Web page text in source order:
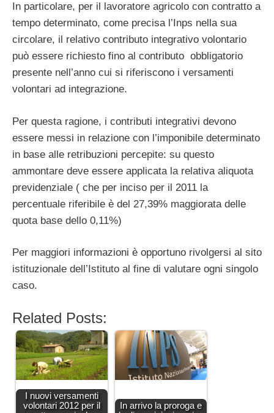
In particolare, per il lavoratore agricolo con contratto a
tempo determinato, come precisa l’Inps nella sua
circolare, il relativo contributo integrativo volontario
può essere richiesto fino al contributo obbligatorio
presente nell’anno cui si riferiscono i versamenti
volontari ad integrazione.
Per questa ragione, i contributi integrativi devono
essere messi in relazione con l’imponibile determinato
in base alle retribuzioni percepite: su questo
ammontare deve essere applicata la relativa aliquota
previdenziale ( che per inciso per il 2011 la
percentuale riferibile è del 27,39% maggiorata delle
quota base dello 0,11%)
Per maggiori informazioni è opportuno rivolgersi al sito
istituzionale dell’Istituto al fine di valutare ogni singolo
caso.
Related Posts:
I nuovi versamenti
volontari 2012 per il
In arrivo la proroga e